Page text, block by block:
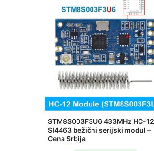
STM8S003F3U6 433MHz HC-12
SI4463 bežični serijski modul –
Cena Srbija